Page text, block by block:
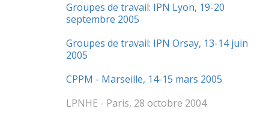
Groupes de travail: IPN Lyon, 19-20
septembre 2005
Groupes de travail: IPN Orsay, 13-14 juin
2005
CPPM - Marseille, 14-15 mars 2005
LPNHE - Paris, 28 octobre 2004